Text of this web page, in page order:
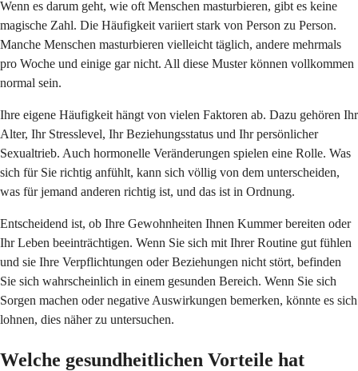
Wenn es darum geht, wie oft Menschen masturbieren, gibt es keine
magische Zahl. Die Häufigkeit variiert stark von Person zu Person.
Manche Menschen masturbieren vielleicht täglich, andere mehrmals
pro Woche und einige gar nicht. All diese Muster können vollkommen
normal sein.
Ihre eigene Häufigkeit hängt von vielen Faktoren ab. Dazu gehören Ihr
Alter, Ihr Stresslevel, Ihr Beziehungsstatus und Ihr persönlicher
Sexualtrieb. Auch hormonelle Veränderungen spielen eine Rolle. Was
sich für Sie richtig anfühlt, kann sich völlig von dem unterscheiden,
was für jemand anderen richtig ist, und das ist in Ordnung.
Entscheidend ist, ob Ihre Gewohnheiten Ihnen Kummer bereiten oder
Ihr Leben beeinträchtigen. Wenn Sie sich mit Ihrer Routine gut fühlen
und sie Ihre Verpflichtungen oder Beziehungen nicht stört, befinden
Sie sich wahrscheinlich in einem gesunden Bereich. Wenn Sie sich
Sorgen machen oder negative Auswirkungen bemerken, könnte es sich
lohnen, dies näher zu untersuchen.
Welche gesundheitlichen Vorteile hat